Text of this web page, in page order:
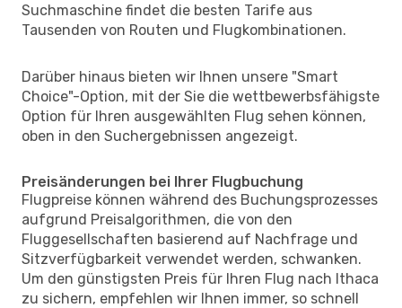
Suchmaschine findet die besten Tarife aus
Tausenden von Routen und Flugkombinationen.
Darüber hinaus bieten wir Ihnen unsere "Smart
Choice"-Option, mit der Sie die wettbewerbsfähigste
Option für Ihren ausgewählten Flug sehen können,
oben in den Suchergebnissen angezeigt.
Preisänderungen bei Ihrer Flugbuchung
Flugpreise können während des Buchungsprozesses
aufgrund Preisalgorithmen, die von den
Fluggesellschaften basierend auf Nachfrage und
Sitzverfügbarkeit verwendet werden, schwanken.
Um den günstigsten Preis für Ihren Flug nach Ithaca
zu sichern, empfehlen wir Ihnen immer, so schnell